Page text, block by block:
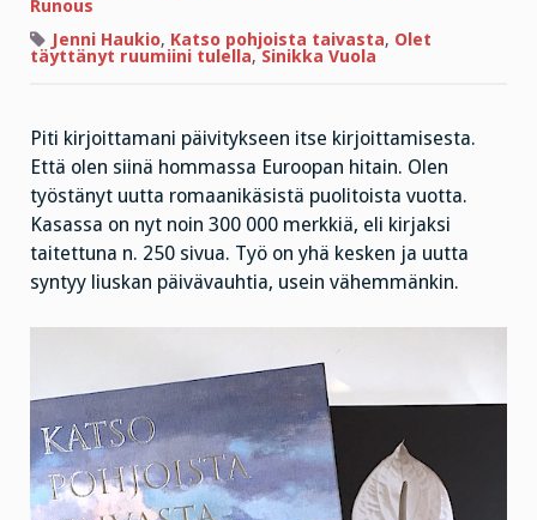
Runous
Jenni Haukio, Katso pohjoista taivasta, Olet
täyttänyt ruumiini tulella, Sinikka Vuola
Piti kirjoittamani päivitykseen itse kirjoittamisesta.
Että olen siinä hommassa Euroopan hitain. Olen
työstänyt uutta romaanikäsistä puolitoista vuotta.
Kasassa on nyt noin 300 000 merkkiä, eli kirjaksi
taitettuna n. 250 sivua. Työ on yhä kesken ja uutta
syntyy liuskan päivävauhtia, usein vähemmänkin.